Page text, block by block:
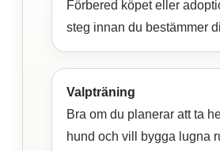
Förbered köpet eller
steg innan du bestämmer
Valpträning
Bra om du planerar att ta
hund och vill bygga lugna